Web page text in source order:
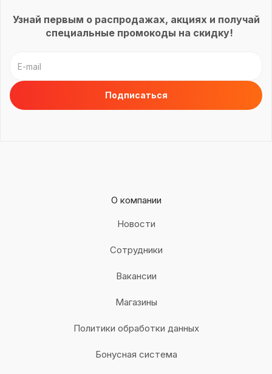
Узнай первым о распродажах, акциях и получай
специальные промокоды на скидку!
О компании
Новости
Сотрудники
Вакансии
Магазины
Политики обработки данных
Бонусная система